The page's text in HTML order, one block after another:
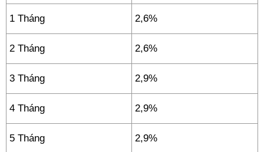
1 Tháng 2,6%
2 Tháng 2,6%
3 Tháng 2,9%
4 Tháng 2,9%
5 Tháng 2,9%